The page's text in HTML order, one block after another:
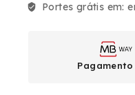
Portes grátis em: